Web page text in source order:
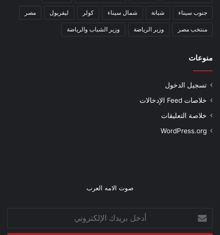
جنوب سيناء شبانة شمال سيناء كولر ليفربول مصر
منتخب مصر وزير الرياضة وزير الشباب والرياضة
منوعات
تسجيل الدخول
خلاصات Feed الإدخالات
خلاصة التعليقات
WordPress.org
صوت الامه العرب
بريدك
الإلكتروني